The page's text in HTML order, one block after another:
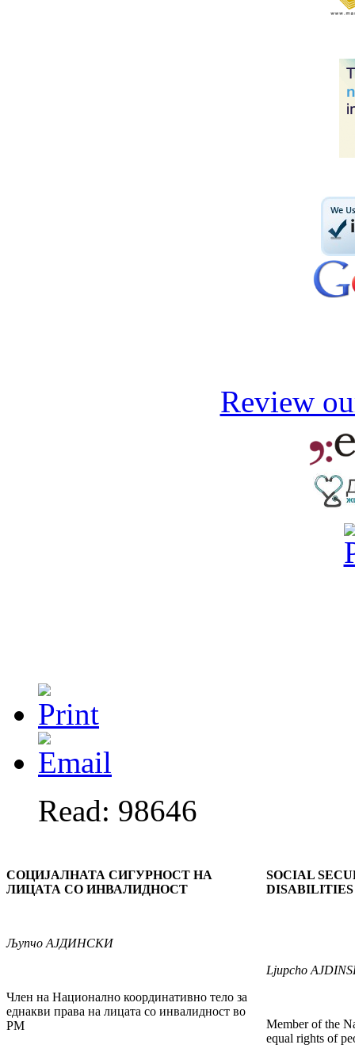
Review
Read: 98646
СОЦИЈАЛНАТА СИГУРНОСТ НА
ЛИЦАТА СО ИНВАЛИДНОСТ
Љупчо АЈДИНСКИ
Член на Национално координативно тело за
еднакви права на лицата со инвалидност во
РМ
SOCIAL
DISABILITIES
Ljupcho
Member of the
equal rights of